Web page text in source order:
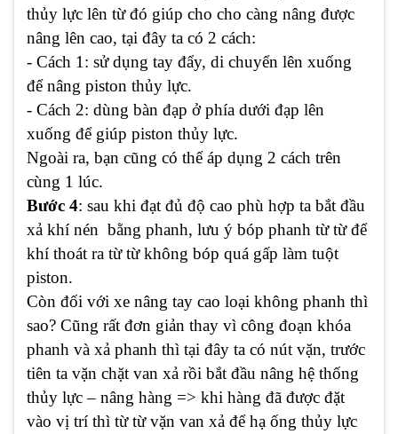
thủy lực lên từ đó giúp cho cho càng nâng được
nâng lên cao, tại đây ta có 2 cách:
- Cách 1: sử dụng tay đẩy, di chuyển lên xuống
để nâng piston thủy lực.
- Cách 2: dùng bàn đạp ở phía dưới đạp lên
xuống để giúp piston thủy lực.
Ngoài ra, bạn cũng có thể áp dụng 2 cách trên
cùng 1 lúc.
Bước 4: sau khi đạt đủ độ cao phù hợp ta bắt đầu
xả khí nén bằng phanh, lưu ý bóp phanh từ từ để
khí thoát ra từ từ không bóp quá gấp làm tuột
piston.
Còn đối với xe nâng tay cao loại không phanh thì
sao? Cũng rất đơn giản thay vì công đoạn khóa
phanh và xả phanh thì tại đây ta có nút vặn, trước
tiên ta vặn chặt van xả rồi bắt đầu nâng hệ thống
thủy lực – nâng hàng => khi hàng đã được đặt
vào vị trí thì từ từ vặn van xả để hạ ống thủy lực